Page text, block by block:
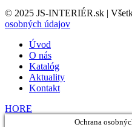
© 2025 JS-INTERIÉR.sk |
osobných údajov
Úvod
O nás
Katalóg
Aktuality
Kontakt
HORE
Ochrana